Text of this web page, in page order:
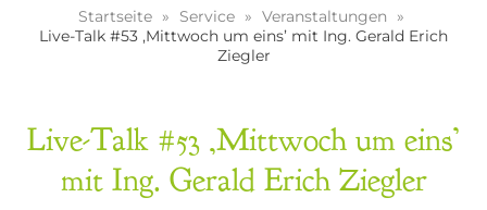
Startseite Service
Veranstaltungen
Live-Talk #53 ‚Mittwoch um eins’ mit Ing. Gerald Erich
Ziegler
Live-Talk #53 ‚Mittwoch um eins’
mit Ing. Gerald Erich Ziegler